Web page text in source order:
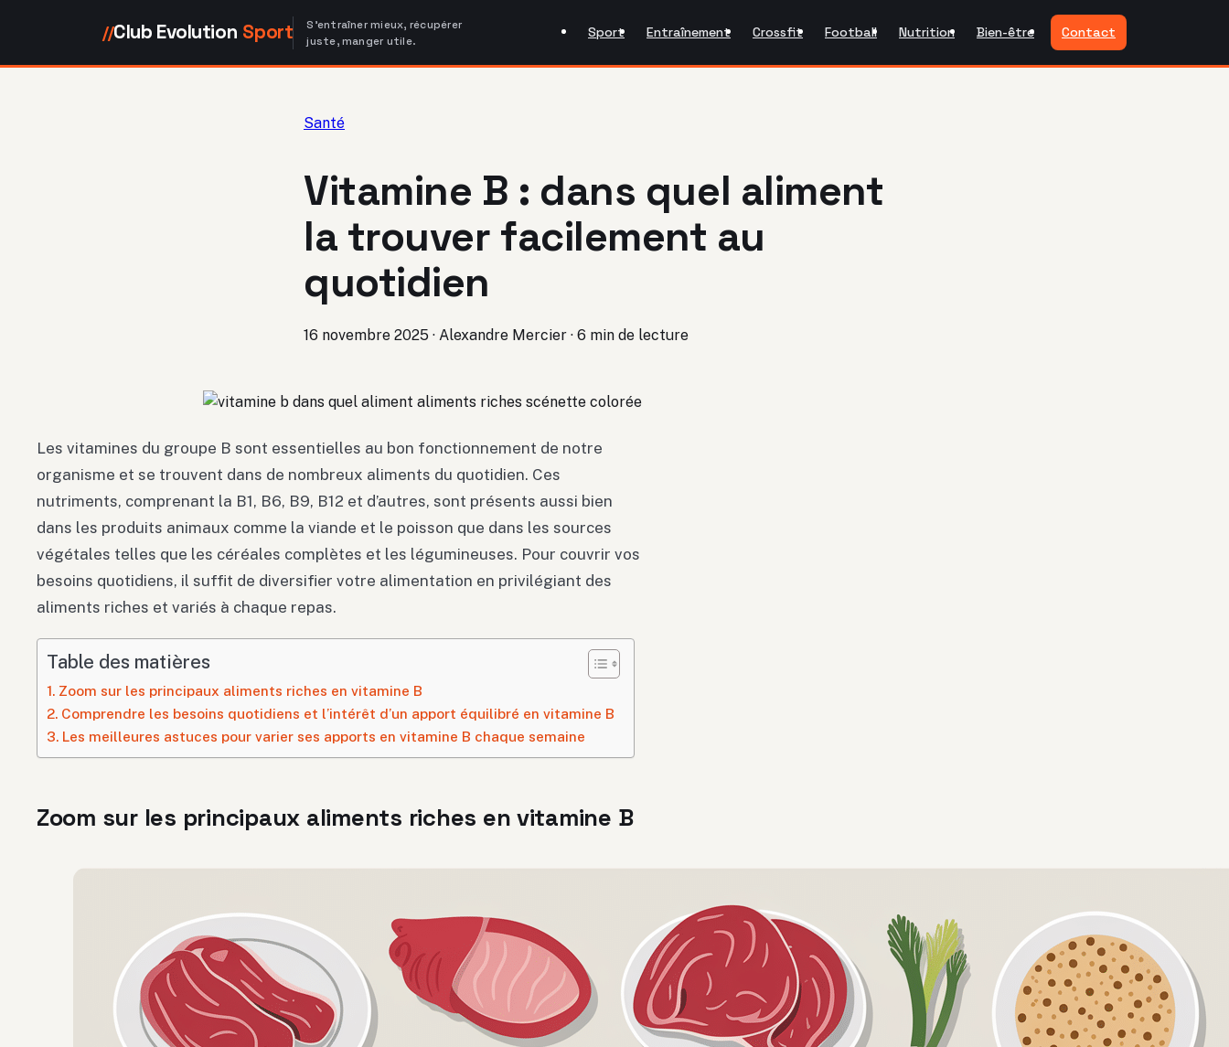
//Club Evolution Sport
S'entraîner mieux, récupérer
juste, manger utile.
Sport Entraînement Crossfit Football Nutrition Bien-être Contact
Santé
Vitamine B : dans quel aliment
la trouver facilement au
quotidien
16 novembre 2025 · Alexandre Mercier · 6 min de lecture
Les vitamines du groupe B sont essentielles au bon fonctionnement de notre
organisme et se trouvent dans de nombreux aliments du quotidien. Ces
nutriments, comprenant la B1, B6, B9, B12 et d’autres, sont présents aussi bien
dans les produits animaux comme la viande et le poisson que dans les sources
végétales telles que les céréales complètes et les légumineuses. Pour couvrir vos
besoins quotidiens, il suffit de diversifier votre alimentation en privilégiant des
aliments riches et variés à chaque repas.
Table des matières
Zoom sur les principaux aliments riches en vitamine B
Comprendre les besoins quotidiens et l’intérêt d’un apport équilibré en vitamine B
Les meilleures astuces pour varier ses apports en vitamine B chaque semaine
Zoom sur les principaux aliments riches en vitamine B